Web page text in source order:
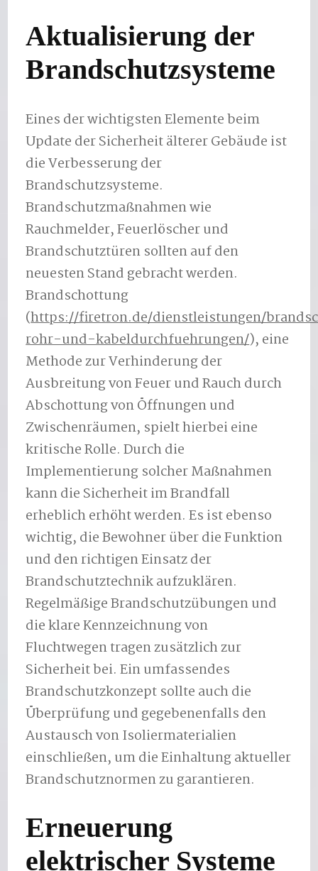
Aktualisierung der
Brandschutzsysteme
Eines der wichtigsten Elemente beim
Update der Sicherheit älterer Gebäude ist
die Verbesserung der
Brandschutzsysteme.
Brandschutzmaßnahmen wie
Rauchmelder, Feuerlöscher und
Brandschutztüren sollten auf den
neuesten Stand gebracht werden.
Brandschottung
(https://firetron.de/dienstleistungen/
rohr-und-kabeldurchfuehrungen/), eine
Methode zur Verhinderung der
Ausbreitung von Feuer und Rauch durch
Abschottung von Öffnungen und
Zwischenräumen, spielt hierbei eine
kritische Rolle. Durch die
Implementierung solcher Maßnahmen
kann die Sicherheit im Brandfall
erheblich erhöht werden. Es ist ebenso
wichtig, die Bewohner über die Funktion
und den richtigen Einsatz der
Brandschutztechnik aufzuklären.
Regelmäßige Brandschutzübungen und
die klare Kennzeichnung von
Fluchtwegen tragen zusätzlich zur
Sicherheit bei. Ein umfassendes
Brandschutzkonzept sollte auch die
Überprüfung und gegebenenfalls den
Austausch von Isoliermaterialien
einschließen, um die Einhaltung aktueller
Brandschutznormen zu garantieren.
Erneuerung
elektrischer Systeme